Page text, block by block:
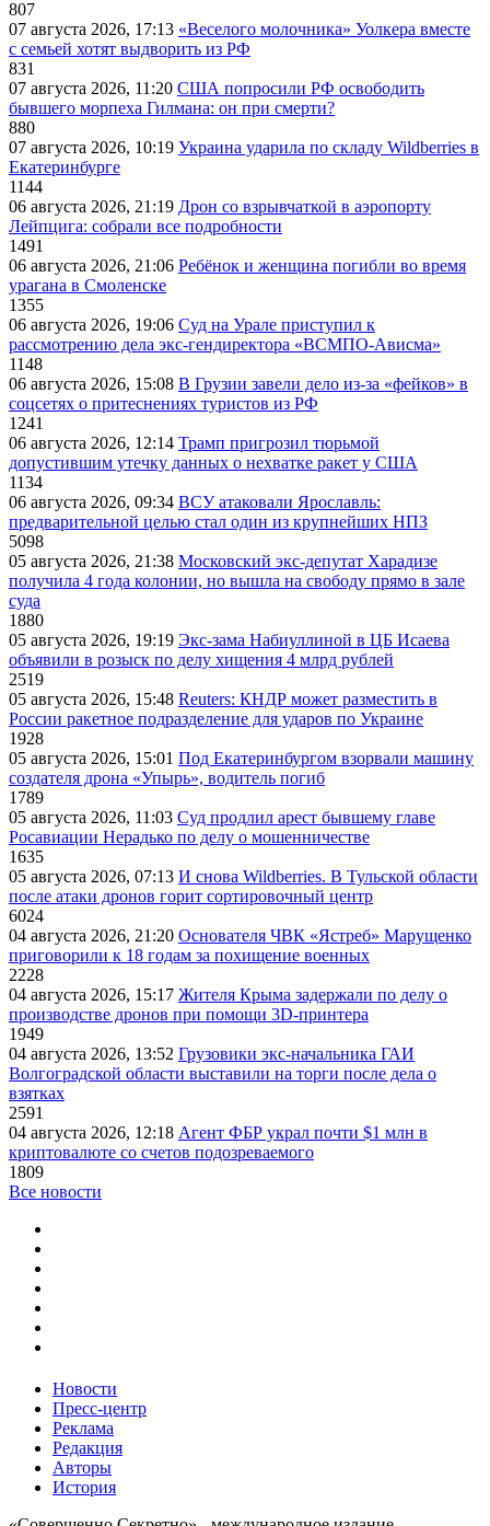
807
07 августа 2026, 17:13 «Веселого молочника» Уолкера вместе
с семьей хотят выдворить из РФ
831
07 августа 2026, 11:20 США попросили РФ освободить
бывшего морпеха Гилмана: он при смерти?
880
07 августа 2026, 10:19 Украина ударила по складу Wildberries в
Екатеринбурге
1144
06 августа 2026, 21:19 Дрон со взрывчаткой в аэропорту
Лейпцига: собрали все подробности
1491
06 августа 2026, 21:06 Ребёнок и женщина погибли во время
урагана в Смоленске
1355
06 августа 2026, 19:06 Суд на Урале приступил к
рассмотрению дела экс-гендиректора «ВСМПО-Ависма»
1148
06 августа 2026, 15:08 В Грузии завели дело из-за «фейков» в
соцсетях о притеснениях туристов из РФ
1241
06 августа 2026, 12:14 Трамп пригрозил тюрьмой
допустившим утечку данных о нехватке ракет у США
1134
06 августа 2026, 09:34 ВСУ атаковали Ярославль:
предварительной целью стал один из крупнейших НПЗ
5098
05 августа 2026, 21:38 Московский экс-депутат Харадизе
получила 4 года колонии, но вышла на свободу прямо в зале
суда
1880
05 августа 2026, 19:19 Экс-зама Набиуллиной в ЦБ Исаева
объявили в розыск по делу хищения 4 млрд рублей
2519
05 августа 2026, 15:48 Reuters: КНДР может разместить в
России ракетное подразделение для ударов по Украине
1928
05 августа 2026, 15:01 Под Екатеринбургом взорвали машину
создателя дрона «Упырь», водитель погиб
1789
05 августа 2026, 11:03 Суд продлил арест бывшему главе
Росавиации Нерадько по делу о мошенничестве
1635
05 августа 2026, 07:13 И снова Wildberries. В Тульской области
после атаки дронов горит сортировочный центр
6024
04 августа 2026, 21:20 Основателя ЧВК «Ястреб» Марущенко
приговорили к 18 годам за похищение военных
2228
04 августа 2026, 15:17 Жителя Крыма задержали по делу о
производстве дронов при помощи 3D‑принтера
1949
04 августа 2026, 13:52 Грузовики экс-начальника ГАИ
Волгоградской области выставили на торги после дела о
взятках
2591
04 августа 2026, 12:18 Агент ФБР украл почти $1 млн в
криптовалюте со счетов подозреваемого
1809
Все новости
Новости
Пресс-центр
Реклама
Редакция
Авторы
История